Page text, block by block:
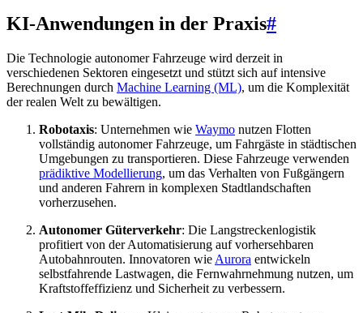
KI-Anwendungen in der Praxis#
Die Technologie autonomer Fahrzeuge wird derzeit in
verschiedenen Sektoren eingesetzt und stützt sich auf intensive
Berechnungen durch Machine Learning (ML), um die Komplexität
der realen Welt zu bewältigen.
Robotaxis: Unternehmen wie Waymo nutzen Flotten
vollständig autonomer Fahrzeuge, um Fahrgäste in städtischen
Umgebungen zu transportieren. Diese Fahrzeuge verwenden
prädiktive Modellierung, um das Verhalten von Fußgängern
und anderen Fahrern in komplexen Stadtlandschaften
vorherzusehen.
Autonomer Güterverkehr: Die Langstreckenlogistik
profitiert von der Automatisierung auf vorhersehbaren
Autobahnrouten. Innovatoren wie Aurora entwickeln
selbstfahrende Lastwagen, die Fernwahrnehmung nutzen, um
Kraftstoffeffizienz und Sicherheit zu verbessern.